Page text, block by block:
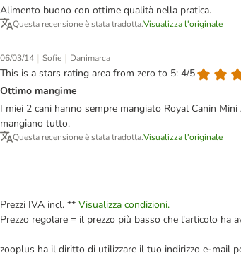
Alimento buono con ottime qualità nella pratica.
Questa recensione è stata tradotta.Visualizza l'originale
06/03/14 | Sofie | Danimarca
This is a stars rating area from zero to 5: 4/5
Ottimo mangime
I miei 2 cani hanno sempre mangiato Royal Canin
mangiano tutto.
Questa recensione è stata tradotta.Visualizza l'originale
Prezzi IVA incl. ** Visualizza condizioni.
Prezzo regolare = il prezzo più basso che l'articolo ha
zooplus ha il diritto di utilizzare il tuo indirizzo e-mail